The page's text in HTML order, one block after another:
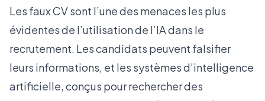
Les faux CV sont l’une des menaces les plus
évidentes de l’utilisation de l’IA dans le
recrutement. Les candidats peuvent falsifier
leurs informations, et les systèmes d’intelligence
artificielle, conçus pour rechercher des